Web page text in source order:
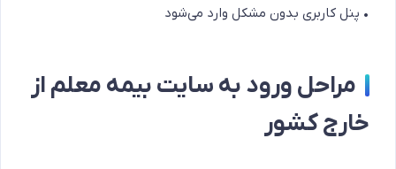
• پنل کاربری بدون مشکل وارد می‌شود
مراحل ورود به سایت بیمه معلم از
خارج کشور